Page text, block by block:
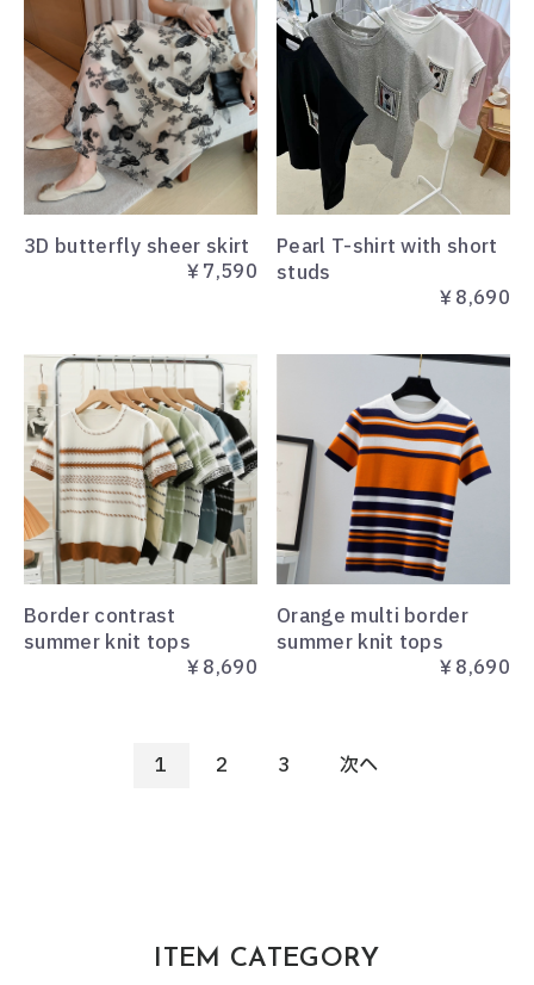
3D butterfly sheer skirt
￥7,590
Pearl T-shirt with short
studs
￥8,690
Border contrast
summer knit tops
￥8,690
Orange multi border
summer knit tops
￥8,690
1 2 3 次へ
ITEM CATEGORY